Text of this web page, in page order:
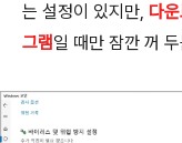
는 설정이 있지만, 다
그램일 때만 잠깐 꺼